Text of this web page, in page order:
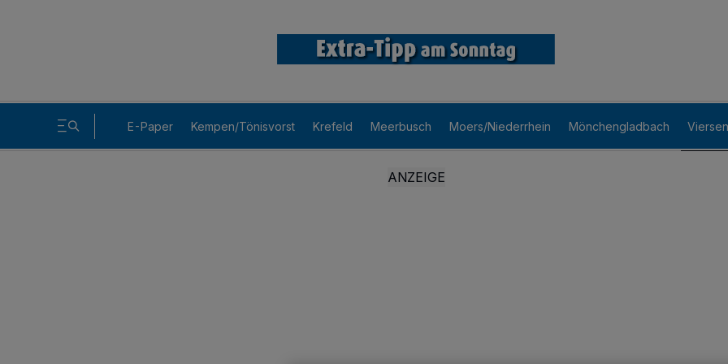
E-Paper Kempen/Tönisvorst Krefeld Meerbusch Moers/Niederrhein Mönchengladbach Viersen